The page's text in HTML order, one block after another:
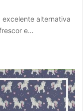
alternativa
e…